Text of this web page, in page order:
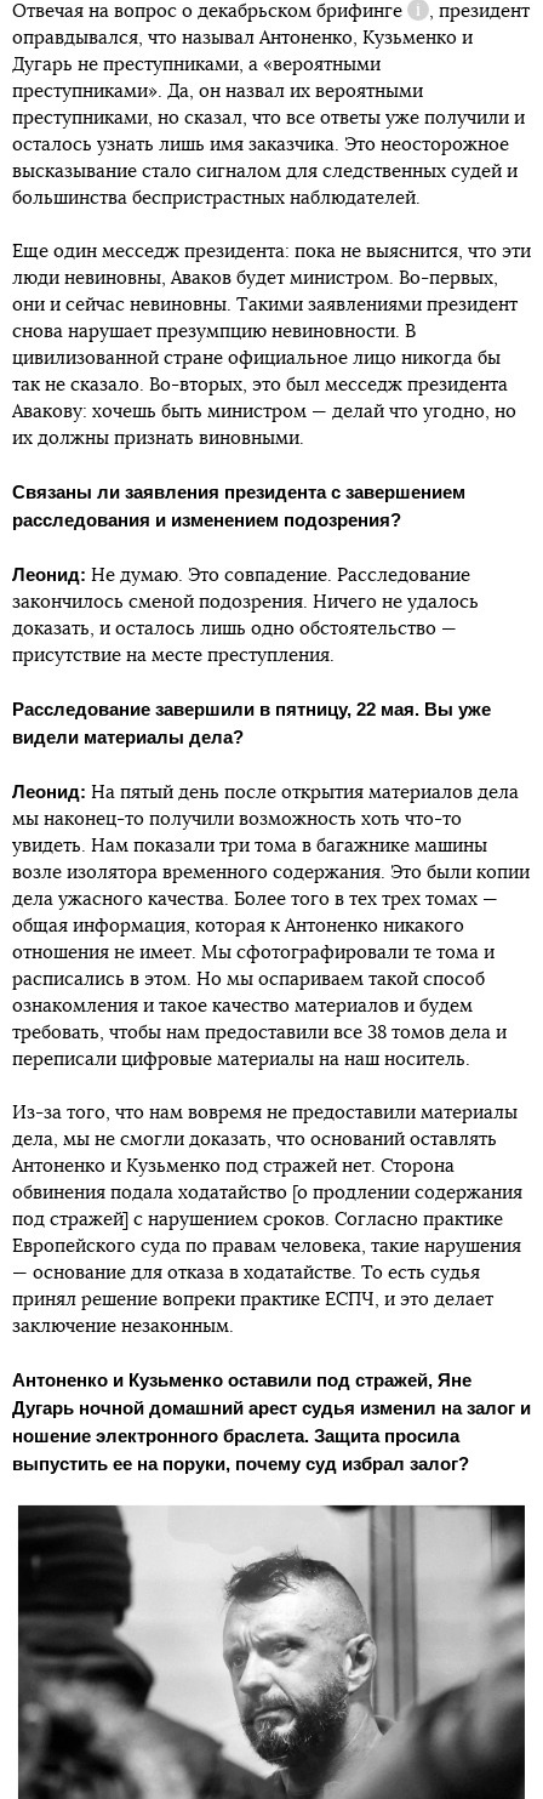
Отвечая на вопрос о декабрьском брифинге
Справка
, президент
оправдывался, что называл Антоненко, Кузьменко и
Дугарь не преступниками, а «вероятными
преступниками». Да, он назвал их вероятными
преступниками, но сказал, что все ответы уже получили и
осталось узнать лишь имя заказчика. Это неосторожное
высказывание стало сигналом для следственных судей и
большинства беспристрастных наблюдателей.
Еще один месседж президента: пока не выяснится, что эти
люди невиновны, Аваков будет министром. Во-первых,
они и сейчас невиновны. Такими заявлениями президент
снова нарушает презумпцию невиновности. В
цивилизованной стране официальное лицо никогда бы
так не сказало. Во-вторых, это был месседж президента
Авакову: хочешь быть министром — делай что угодно, но
их должны признать виновными.
Связаны ли заявления президента с завершением
расследования и изменением подозрения?
Леонид: Не думаю. Это совпадение. Расследование
закончилось сменой подозрения. Ничего не удалось
доказать, и осталось лишь одно обстоятельство —
присутствие на месте преступления.
Расследование завершили в пятницу, 22 мая. Вы уже
видели материалы дела?
Леонид: На пятый день после открытия материалов дела
мы наконец-то получили возможность хоть что-то
увидеть. Нам показали три тома в багажнике машины
возле изолятора временного содержания. Это были копии
дела ужасного качества. Более того в тех трех томах —
общая информация, которая к Антоненко никакого
отношения не имеет. Мы сфотографировали те тома и
расписались в этом. Но мы оспариваем такой способ
ознакомления и такое качество материалов и будем
требовать, чтобы нам предоставили все 38 томов дела и
переписали цифровые материалы на наш носитель.
Из-за того, что нам вовремя не предоставили материалы
дела, мы не смогли доказать, что оснований оставлять
Антоненко и Кузьменко под стражей нет. Сторона
обвинения подала ходатайство [о продлении содержания
под стражей] с нарушением сроков. Согласно практике
Европейского суда по правам человека, такие нарушения
— основание для отказа в ходатайстве. То есть судья
принял решение вопреки практике ЕСПЧ, и это делает
заключение незаконным.
Антоненко и Кузьменко оставили под стражей, Яне
Дугарь ночной домашний арест судья изменил на залог и
ношение электронного браслета. Защита просила
выпустить ее на поруки, почему суд избрал залог?